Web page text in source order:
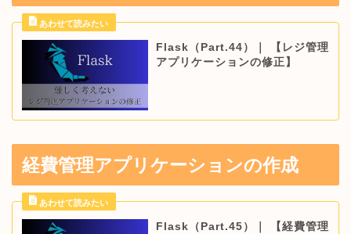
Flask（Part.44）｜ 【レジ管理
アプリケーションの修正】
経費管理アプリケーションの作成
Flask（Part.45）｜ 【経費管理